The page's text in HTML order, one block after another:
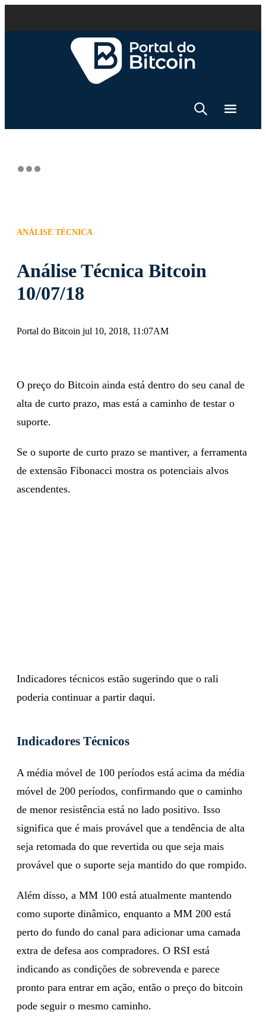
ANÁLISE TÉCNICA
Análise Técnica Bitcoin
10/07/18
Portal do Bitcoin jul 10, 2018, 11:07AM
O preço do Bitcoin ainda está dentro do seu canal de
alta de curto prazo, mas está a caminho de testar o
suporte.
Se o suporte de curto prazo se mantiver, a ferramenta
de extensão Fibonacci mostra os potenciais alvos
ascendentes.
Indicadores técnicos estão sugerindo que o rali
poderia continuar a partir daqui.
Indicadores Técnicos
A média móvel de 100 períodos está acima da média
móvel de 200 períodos, confirmando que o caminho
de menor resistência está no lado positivo. Isso
significa que é mais provável que a tendência de alta
seja retomada do que revertida ou que seja mais
provável que o suporte seja mantido do que rompido.
Além disso, a MM 100 está atualmente mantendo
como suporte dinâmico, enquanto a MM 200 está
perto do fundo do canal para adicionar uma camada
extra de defesa aos compradores. O RSI está
indicando as condições de sobrevenda e parece
pronto para entrar em ação, então o preço do bitcoin
pode seguir o mesmo caminho.